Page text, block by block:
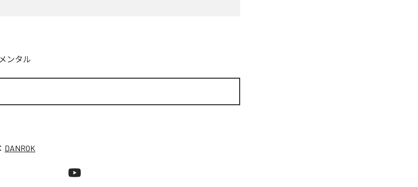
ンタル
DANROK